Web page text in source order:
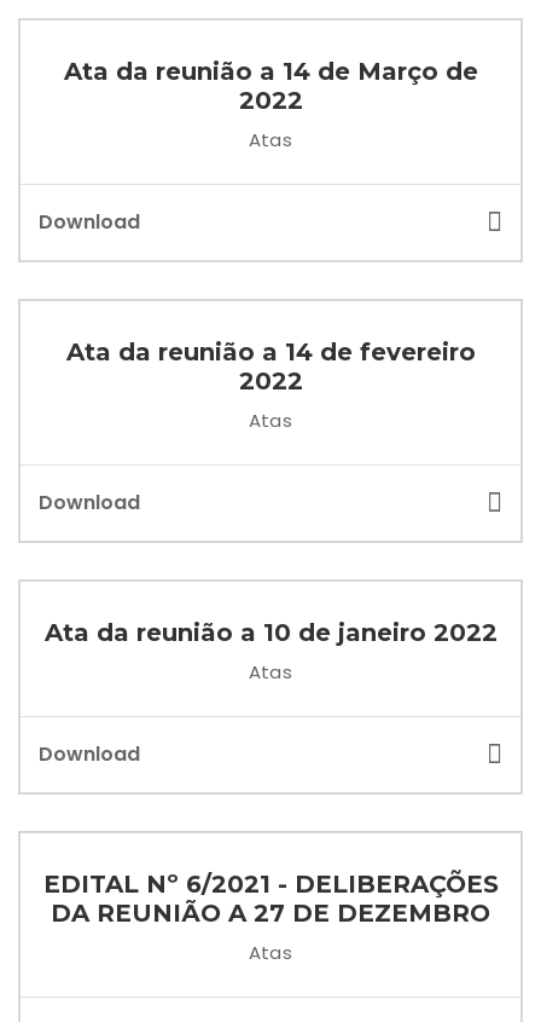
Ata da reunião a 14 de Março de
2022
Atas
Download
Ata da reunião a 14 de fevereiro
2022
Atas
Download
Ata da reunião a 10 de janeiro 2022
Atas
Download
EDITAL Nº 6/2021 - DELIBERAÇÕES
DA REUNIÃO A 27 DE DEZEMBRO
Atas